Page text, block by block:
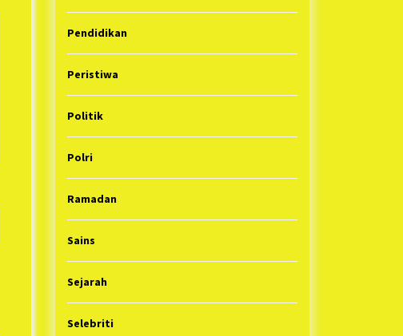
Pendidikan
Peristiwa
Politik
Polri
Ramadan
Sains
Sejarah
Selebriti